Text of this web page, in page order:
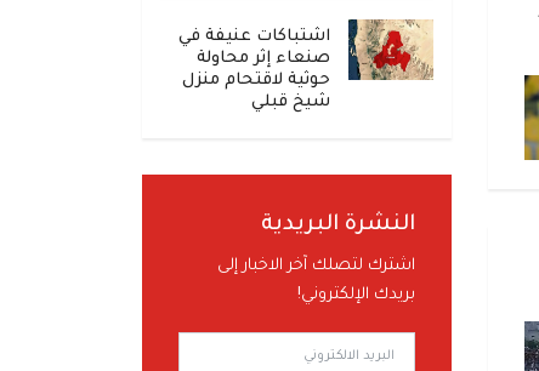
اشتباكات عنيفة في
صنعاء إثر محاولة
حوثية لاقتحام منزل
شيخ قبلي
النشرة البريدية
اشترك لتصلك آخر الاخبار إلى
بريدك الإلكتروني!